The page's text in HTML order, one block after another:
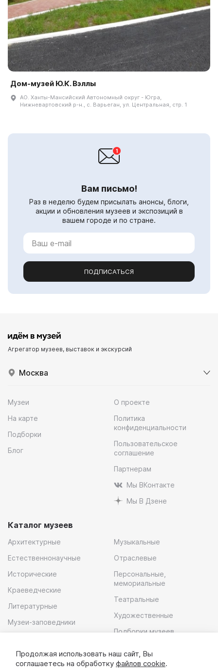
Дом-музей Ю.К. Вэллы
АО. Ханты-Мансийский Автономный округ - Югра,
Нижневартовский р-н., с. Варьеган, ул. Центральная, стр. 1
Вам письмо!
Раз в неделю будем присылать анонсы, блоги,
акции и обновления музеев и экспозиций в
вашем городе и по стране.
ПОДПИСАТЬСЯ
Агрегатор музеев, выставок и экскурсий
Москва
Музеи
На карте
Подборки
Блог
О проекте
Политика
конфиденциальности
Пользовательское
соглашение
Партнерам
Мы ВКонтакте
Мы В Дзене
Каталог музеев
Архитектурные
Естественнонаучные
Исторические
Краеведческие
Литературные
Музеи-заповедники
Музыкальные
Отраслевые
Персональные,
мемориальные
Театральные
Художественные
Подборки музеев
Скачать приложение
Продолжая использовать наш сайт, Вы
соглашаетесь на обработку файлов cookie.